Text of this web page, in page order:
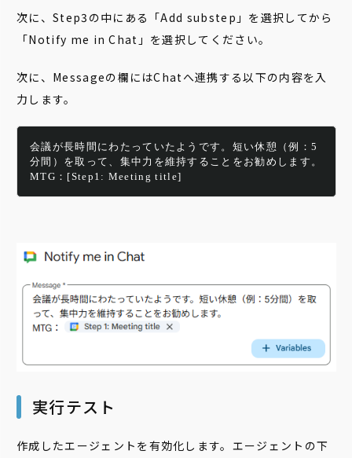
次に、Step3の中にある「Add substep」を選択してから
「Notify me in Chat」を選択してください。
次に、Messageの欄にはChatへ連携する以下の内容を入
力します。
会議が長時間にわたっていたようです。短い休憩（例：5
分間）を取って、集中力を維持することをお勧めします。
MTG：[Step1: Meeting title]
実行テスト
作成したエージェントを有効化します。エージェントの下